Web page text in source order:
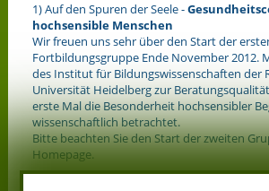
1) Auf den Spuren der Seele -
hochsensible Menschen
Wir freuen uns sehr über den Start der
Fortbildungsgruppe Ende November 2012.
des Institut für Bildungswissenschaften der
Universität Heidelberg zur
erste Mal die Besonderheit hochsensibler
wissenschaftlich betrachtet.
Bitte beachten Sie den Start der zweiten
Homepage.